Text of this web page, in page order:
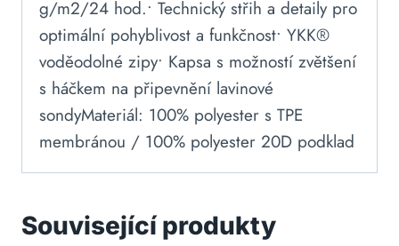
g/m2/24 hod.• Technický střih a detaily pro
optimální pohyblivost a funkčnost• YKK®
voděodolné zipy• Kapsa s možností zvětšení
s háčkem na připevnění lavinové
sondyMateriál: 100% polyester s TPE
membránou / 100% polyester 20D podklad
Související produkty